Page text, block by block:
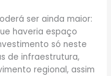
ser ainda maior:
haveria espaço
só neste
de infraestrutura,
regional, assim